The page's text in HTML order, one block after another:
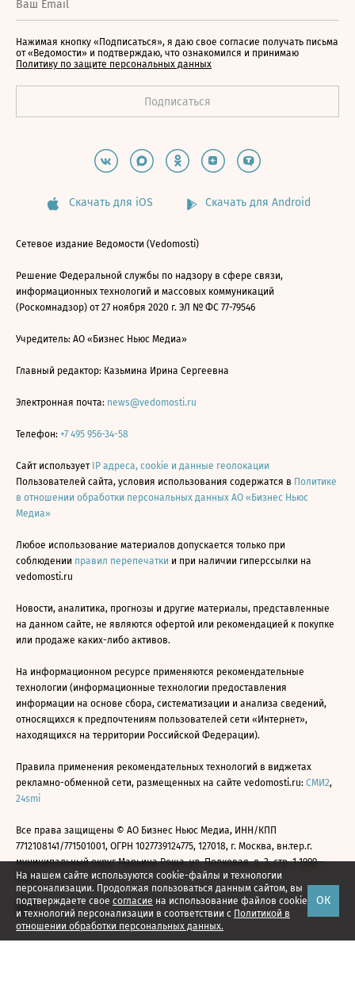
На нашем сайте используются cookie-файлы и технологии
персонализации. Продолжая пользоваться данным сайтом, вы
подтверждаете свое согласие на использование файлов cookie
и технологий персонализации в соответствии с Политикой в
отношении обработки персональных данных.
ОК
Нажимая кнопку «Подписаться», я даю свое согласие получать письма
от «Ведомости» и подтверждаю, что ознакомился и принимаю
Политику по защите персональных данных
Скачать для iOS Скачать для Android
Сетевое издание Ведомости (Vedomosti)
Решение Федеральной службы по надзору в сфере связи,
информационных технологий и массовых коммуникаций
(Роскомнадзор) от 27 ноября 2020 г. ЭЛ № ФС 77-79546
Учредитель: АО «Бизнес Ньюс Медиа»
Главный редактор: Казьмина Ирина Сергеевна
Электронная почта: news@vedomosti.ru
Телефон: +7 495 956-34-58
Сайт использует IP адреса, cookie и данные геолокации
Пользователей сайта, условия использования содержатся в Политике
в отношении обработки персональных данных АО «Бизнес Ньюс
Медиа»
Любое использование материалов допускается только при
соблюдении правил перепечатки и при наличии гиперссылки на
vedomosti.ru
Новости, аналитика, прогнозы и другие материалы, представленные
на данном сайте, не являются офертой или рекомендацией к покупке
или продаже каких-либо активов.
На информационном ресурсе применяются рекомендательные
технологии (информационные технологии предоставления
информации на основе сбора, систематизации и анализа сведений,
относящихся к предпочтениям пользователей сети «Интернет»,
находящихся на территории Российской Федерации).
Правила применения рекомендательных технологий в виджетах
рекламно-обменной сети, размещенных на сайте vedomosti.ru: СМИ2,
24smi
Все права защищены © АО Бизнес Ньюс Медиа, ИНН/КПП
7712108141/771501001, ОГРН 1027739124775, 127018, г. Москва, вн.тер.г.
муниципальный округ Марьина Роща, ул. Полковая, д. 3, стр. 1 1999—
2026